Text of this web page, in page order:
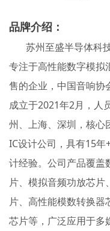
品牌介绍：
苏州至盛半导体科
专注于高性能数字模拟
售的企业，中国音响协
成立于2021年2月，人
州、上海、深圳，核心
IC设计公司，具有15年
计经验。公司产品覆盖
片、模拟音频功放芯片
片、高性能模数转换器
芯片等，广泛应用于多